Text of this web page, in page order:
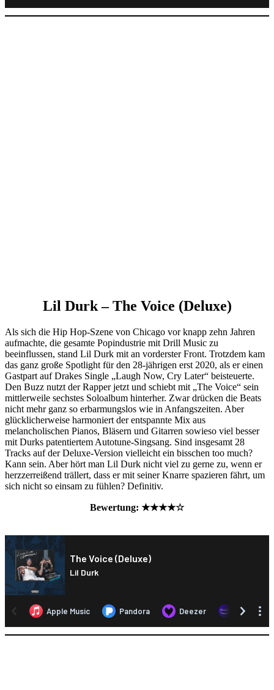
Lil Durk – The Voice (Deluxe)
Als sich die Hip Hop-Szene von Chicago vor knapp zehn Jahren
aufmachte, die gesamte Popindustrie mit Drill Music zu
beeinflussen, stand Lil Durk mit an vorderster Front. Trotzdem kam
das ganz große Spotlight für den 28-jährigen erst 2020, als er einen
Gastpart auf Drakes Single „Laugh Now, Cry Later“ beisteuerte.
Den Buzz nutzt der Rapper jetzt und schiebt mit „The Voice“ sein
mittlerweile sechstes Soloalbum hinterher. Zwar drücken die Beats
nicht mehr ganz so erbarmungslos wie in Anfangszeiten. Aber
glücklicherweise harmoniert der entspannte Mix aus
melancholischen Pianos, Bläsern und Gitarren sowieso viel besser
mit Durks patentiertem Autotune-Singsang. Sind insgesamt 28
Tracks auf der Deluxe-Version vielleicht ein bisschen too much?
Kann sein. Aber hört man Lil Durk nicht viel zu gerne zu, wenn er
herzzerreißend trällert, dass er mit seiner Knarre spazieren fährt, um
sich nicht so einsam zu fühlen? Definitiv.
Bewertung: ★★★★☆